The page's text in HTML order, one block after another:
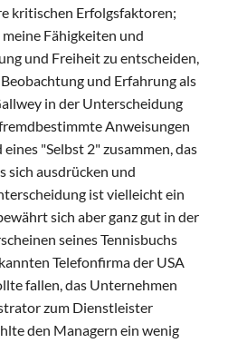
kritischen Erfolgsfaktoren;
Fähigkeiten und
und Freiheit zu entscheiden,
und Erfahrung als
in der Unterscheidung
Anweisungen
"Selbst 2" zusammen, das
sich ausdrücken und
ist vielleicht ein
sich aber ganz gut in der
seines Tennisbuchs
Telefonfirma der USA
fallen, das Unternehmen
zum Dienstleister
den Managern ein wenig